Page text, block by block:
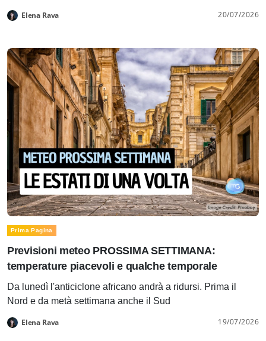
Elena Rava 20/07/2026
Prima Pagina
Previsioni meteo PROSSIMA SETTIMANA:
temperature piacevoli e qualche temporale
Da lunedì l'anticiclone africano andrà a ridursi. Prima il
Nord e da metà settimana anche il Sud
Elena Rava 19/07/2026